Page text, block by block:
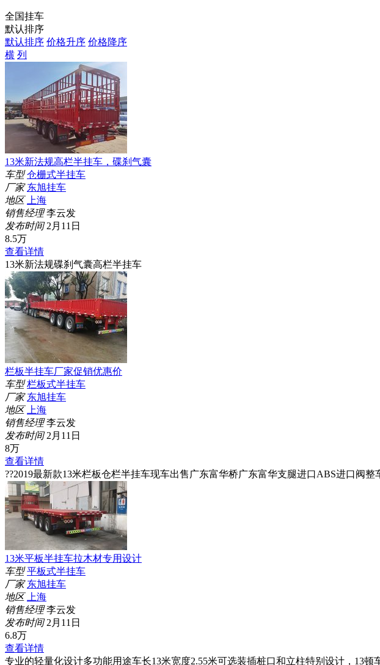
全国挂车
默认排序
默认排序 价格升序 价格降序
横 列
13米新法规高栏半挂车，碟刹气囊
车型 仓栅式半挂车
厂家 东旭挂车
地区 上海
销售经理 李云发
发布时间 2月11日
8.5万
查看详情
13米新法规碟刹气囊高栏半挂车
栏板半挂车厂家促销优惠价
车型 栏板式半挂车
厂家 东旭挂车
地区 上海
销售经理 李云发
发布时间 2月11日
8万
查看详情
??2019最新款13米栏板仓栏半挂车现车出售广东富华桥广东富华支腿进口ABS进口阀
13米平板半挂车拉木材专用设计
车型 平板式半挂车
厂家 东旭挂车
地区 上海
销售经理 李云发
发布时间 2月11日
6.8万
查看详情
专业的轻量化设计多功能用途车长13米宽度2.55米可选装插桩口和立柱特别设计，13